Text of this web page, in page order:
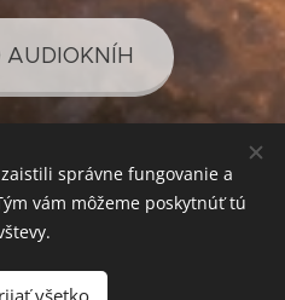
AUDIOKNÍH
správne fungovanie a
vám môžeme poskytnúť tú
všetko